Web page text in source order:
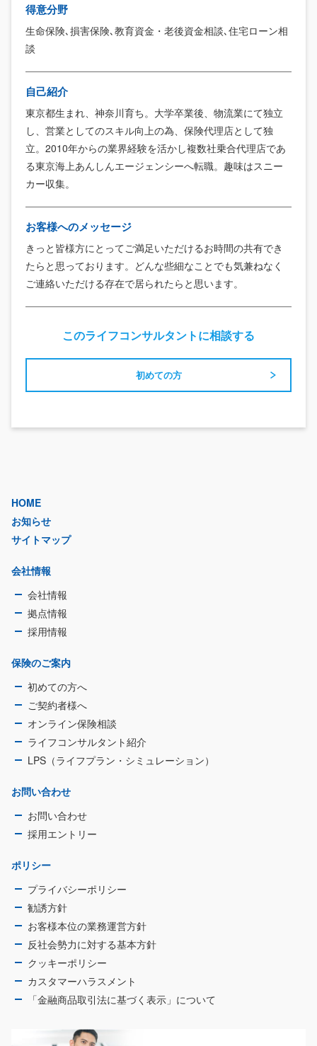
得意分野
生命保険､損害保険､教育資金・老後資金相談､住宅ローン相
談
自己紹介
東京都生まれ、神奈川育ち。大学卒業後、物流業にて独立
し、営業としてのスキル向上の為、保険代理店として独
立。2010年からの業界経験を活かし複数社乗合代理店であ
る東京海上あんしんエージェンシーへ転職。趣味はスニー
カー収集。
お客様へのメッセージ
きっと皆様方にとってご満足いただけるお時間の共有でき
たらと思っております。どんな些細なことでも気兼ねなく
ご連絡いただける存在で居られたらと思います。
このライフコンサルタントに相談する
初めての方
HOME
お知らせ
サイトマップ
会社情報
会社情報
拠点情報
採用情報
保険のご案内
初めての方へ
ご契約者様へ
オンライン保険相談
ライフコンサルタント紹介
LPS（ライフプラン・シミュレーション）
お問い合わせ
お問い合わせ
採用エントリー
ポリシー
プライバシーポリシー
勧誘方針
お客様本位の業務運営方針
反社会勢力に対する基本方針
クッキーポリシー
カスタマーハラスメント
「金融商品取引法に基づく表示」について